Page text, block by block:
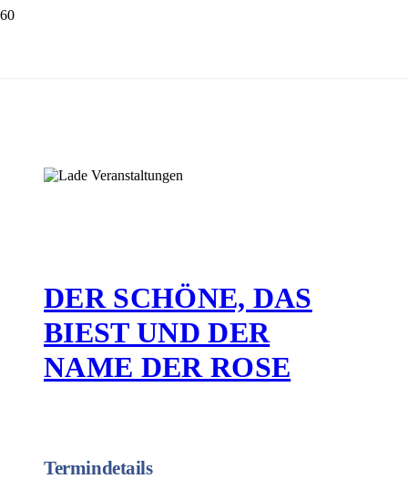
DER SCHÖNE, DAS
BIEST UND DER
NAME DER ROSE
Termindetails